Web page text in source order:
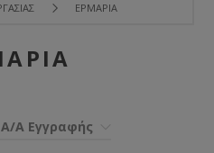
ΕΡΜΆΡΙΑ
Α/Α Εγγραφής